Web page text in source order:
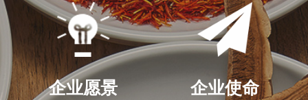
企业愿景 企业使命